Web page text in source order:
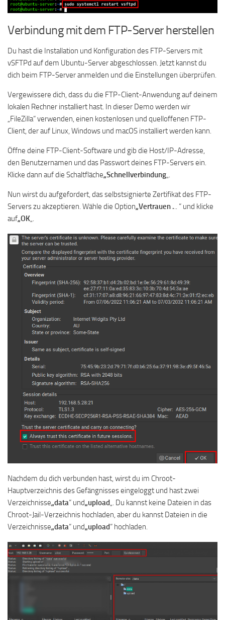
Verbindung mit dem FTP-Server herstellen
Du hast die Installation und Konfiguration des FTP-Servers mit
vSFTPd auf dem Ubuntu-Server abgeschlossen. Jetzt kannst du
dich beim FTP-Server anmelden und die Einstellungen überprüfen.
Vergewissere dich, dass du die FTP-Client-Anwendung auf deinem
lokalen Rechner installiert hast. In dieser Demo werden wir
„FileZilla“ verwenden, einen kostenlosen und quelloffenen FTP-
Client, der auf Linux, Windows und macOS installiert werden kann.
Öffne deine FTP-Client-Software und gib die Host/IP-Adresse,
den Benutzernamen und das Passwort deines FTP-Servers ein.
Klicke dann auf die Schaltfläche„Schnellverbindung„.
Nun wirst du aufgefordert, das selbstsignierte Zertifikat des FTP-
Servers zu akzeptieren. Wähle die Option„Vertrauen ... “ und klicke
auf„OK„.
Nachdem du dich verbunden hast, wirst du im Chroot-
Hauptverzeichnis des Gefängnisses eingeloggt und hast zwei
Verzeichnisse„data“ und„upload„. Du kannst keine Dateien in das
Chroot-Jail-Verzeichnis hochladen, aber du kannst Dateien in die
Verzeichnisse„data“ und„upload“ hochladen.